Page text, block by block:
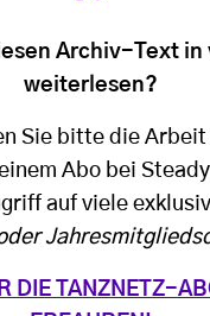
Archiv-Text in
weiterlesen?
Sie bitte die
Abo bei
auf viele
DIE TANZNETZ-